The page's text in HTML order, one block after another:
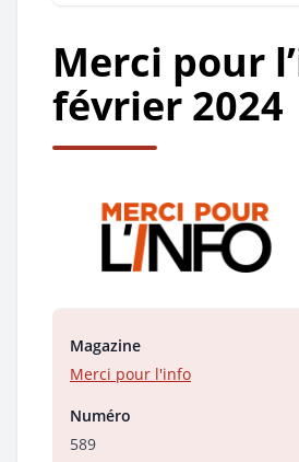
Merci pour
février 2024
Magazine
Merci pour l'info
Numéro
589